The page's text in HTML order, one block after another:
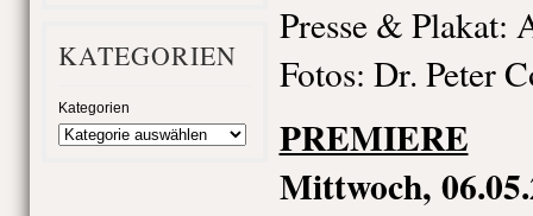
KATEGORIEN
Kategorien
Presse & Plakat:
Fotos: Dr. Peter
PREMIERE
Mittwoch,